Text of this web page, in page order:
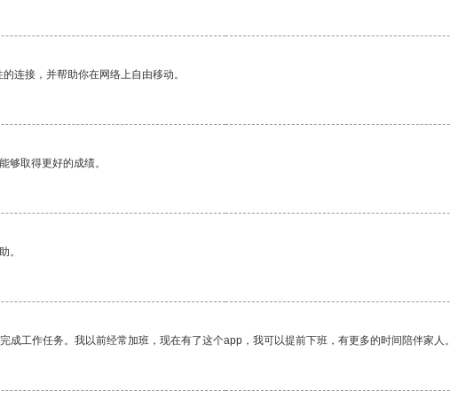
连接，并帮助你在网络上自由移动。
够取得更好的成绩。
。
工作任务。我以前经常加班，现在有了这个app，我可以提前下班，有更多的时间陪伴家人。